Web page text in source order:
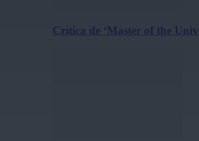
Crítica de ‘Master of the